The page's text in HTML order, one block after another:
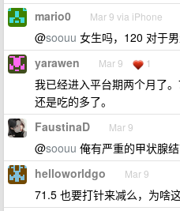
mario0 Mar 9 via iPhone
@soouu 女生吗，120 对于
yarawen Mar 9 1
我已经进入平台期两个月了
还是吃的多了。
FaustinaD Mar 9
@soouu 俺有严重的甲状腺
helloworldgo Mar 9
71.5 也要打针来减么，为啥